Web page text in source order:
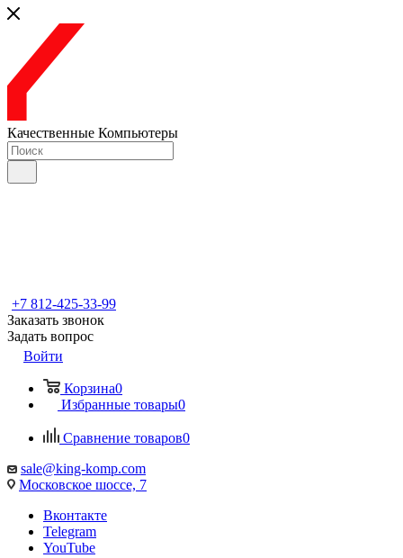
Качественные Компьютеры
+7 812-425-33-99
Заказать звонок
Задать вопрос
Войти
Корзина0
Избранные товары0
Сравнение товаров0
sale@king-komp.com
Московское шоссе, 7
Вконтакте
Telegram
YouTube